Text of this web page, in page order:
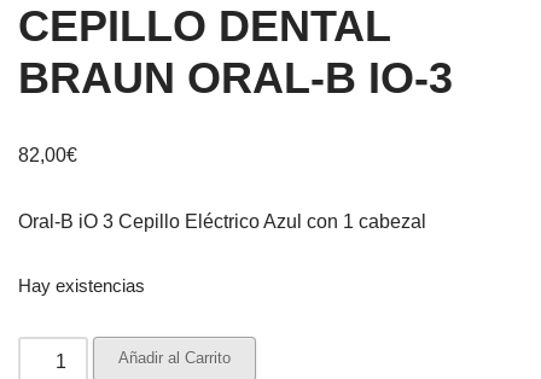
CEPILLO DENTAL
BRAUN ORAL-B IO-3
82,00€
Oral-B iO 3 Cepillo Eléctrico Azul con 1 cabezal
Hay existencias
Añadir al Carrito